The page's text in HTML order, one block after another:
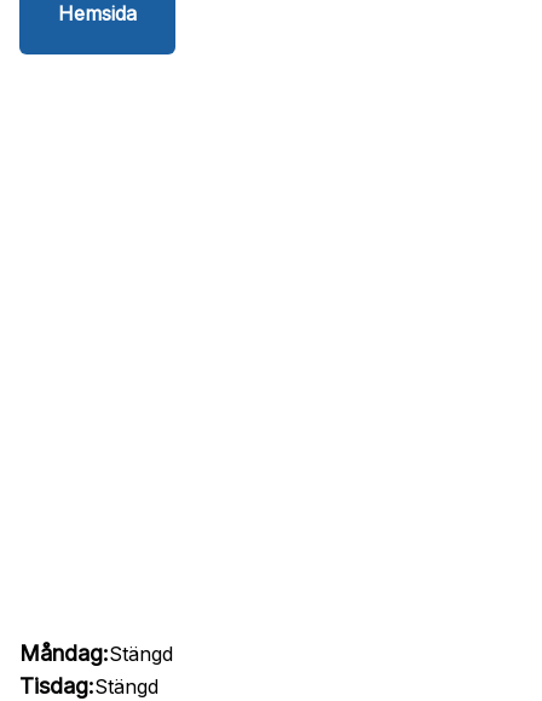
Hemsida
Måndag:Stängd
Tisdag:Stängd